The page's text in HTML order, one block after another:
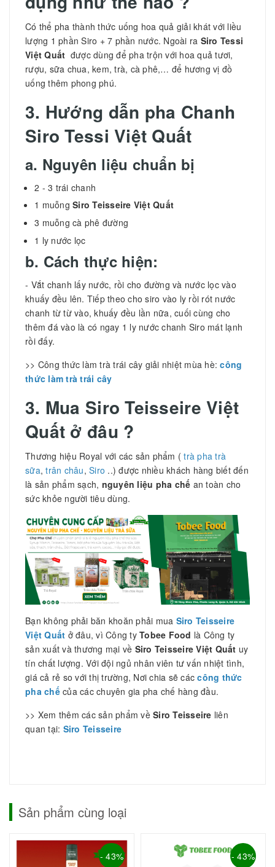
Có thể pha thành thức uống hoa quả giải khát với liều
lượng 1 phần Siro + 7 phần nước. Ngoài ra Siro Tessi
Việt Quất được dùng để pha trộn với hoa quả tươi,
rượu, sữa chua, kem, trà, cà phê,… để hương vị đồ
uống thêm phong phú.
3. Hướng dẫn pha Chanh
Siro Tessi Việt Quất
a. Nguyên liệu chuẩn bị
2 - 3 trái chanh
1 muỗng Siro Teisseire Việt Quất
3 muỗng cà phê đường
1 ly nước lọc
b. Cách thực hiện:
- Vắt chanh lấy nước, rồi cho đường và nước lọc vào
khuấy đều lên. Tiếp theo cho siro vào ly rồi rót nước
chanh từ từ vào, khuấy đều lần nữa, cuối cùng cho
thêm đá vào là có ngay 1 ly nước chanh Siro mát lạnh
rồi đấy.
>> Công thức làm trà trái cây giải nhiệt mùa hè:công
thức làm trà trái cây
3. Mua Siro Teisseire Việt
Quất ở đâu ?
Thương hiệu Royal với các sản phẩm (trà pha trà
sữa,trân châu, Siro ..) được nhiều khách hàng biết đến
là sản phẩm sạch, nguyên liệu pha chế an toàn cho
sức khỏe người tiêu dùng.
Bạn không phải băn khoăn phải mua Siro Teisseire
Việt Quất ở đâu, vì Công ty Tobee Food là Công ty
sản xuất và thương mại về Siro Teisseire Việt Quất uy
tín chất lượng. Với đội ngủ nhân viên tư vấn nhiệt tình,
giá cả rẻ so với thị trường, Nơi chia sẽ cáccông thức
pha chếcủa các chuyên gia pha chế hàng đầu.
>> Xem thêm các sản phẩm về Siro Teisseire liên
quan tại: Siro Teisseire
Sản phẩm cùng loại
- 43% - 43%